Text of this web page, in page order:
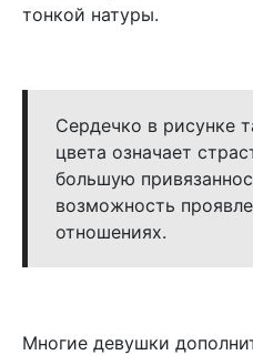
тонкой натуры.
Сердечко в рисунке
цвета означает
большую
возможность
отношениях.
Многие девушки